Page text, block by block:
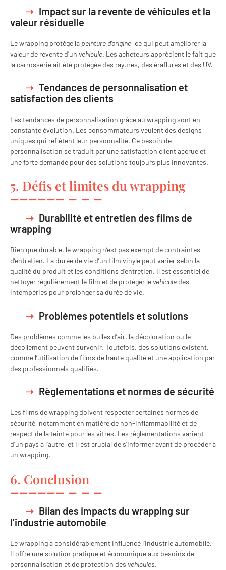
Impact sur la revente de véhicules et la
valeur résiduelle
Le wrapping protège la peinture d’origine, ce qui peut améliorer la
valeur de revente d’un vehicule. Les acheteurs apprécient le fait que
la carrosserie ait été protégée des rayures, des éraflures et des UV.
Tendances de personnalisation et
satisfaction des clients
Les tendances de personnalisation grâce au wrapping sont en
constante évolution. Les consommateurs veulent des designs
uniques qui reflètent leur personnalité. Ce besoin de
personnalisation se traduit par une satisfaction client accrue et
une forte demande pour des solutions toujours plus innovantes.
5. Défis et limites du wrapping
Durabilité et entretien des films de
wrapping
Bien que durable, le wrapping n’est pas exempt de contraintes
d’entretien. La durée de vie d’un film vinyle peut varier selon la
qualité du produit et les conditions d’entretien. Il est essentiel de
nettoyer régulièrement le film et de protéger le vehicule des
intempéries pour prolonger sa durée de vie.
Problèmes potentiels et solutions
Des problèmes comme les bulles d’air, la décoloration ou le
décollement peuvent survenir. Toutefois, des solutions existent,
comme l’utilisation de films de haute qualité et une application par
des professionnels qualifiés.
Règlementations et normes de sécurité
Les films de wrapping doivent respecter certaines normes de
sécurité, notamment en matière de non-inflammabilité et de
respect de la teinte pour les vitres. Les règlementations varient
d’un pays à l’autre, et il est crucial de s’informer avant de procéder à
un wrapping.
6. Conclusion
Bilan des impacts du wrapping sur
l’industrie automobile
Le wrapping a considérablement influencé l’industrie automobile.
Il offre une solution pratique et économique aux besoins de
personnalisation et de protection des vehicules.